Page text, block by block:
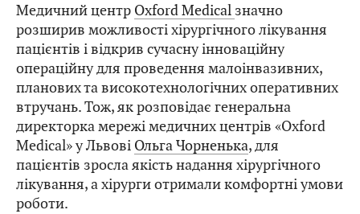
Медичний центр Oxford Medical значно
розширив можливості хірургічного лікування
пацієнтів і відкрив сучасну інноваційну
операційну для проведення малоінвазивних,
планових та високотехнологічних оперативних
втручань. Тож, як розповідає генеральна
директорка мережі медичних центрів «Oxford
Medical» у Львові Ольга Чорненька, для
пацієнтів зросла якість надання хірургічного
лікування, а хірурги отримали комфортні умови
роботи.